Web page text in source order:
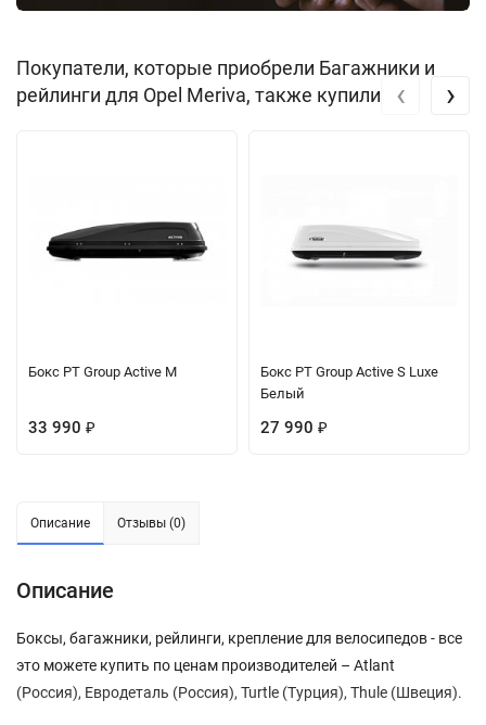
Покупатели, которые приобрели Багажники и
рейлинги для Opel Meriva, также купили
Бокс PT Group Active M
33 990 ₽
Бокс PT Group Active S Luxe
Белый
27 990 ₽
‹ ›
Описание Отзывы (0)
Описание
Боксы, багажники, рейлинги, крепление для велосипедов - все
это можете купить по ценам производителей – Atlant
(Россия), Евродеталь (Россия), Turtle (Турция), Thule (Швеция).